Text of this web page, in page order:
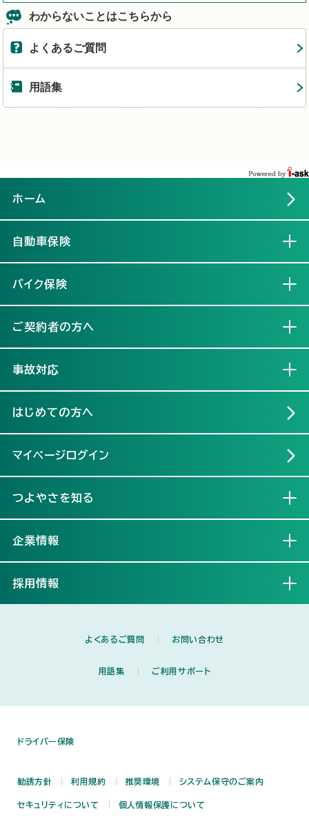
わからないことはこちらから
よくあるご質問
用語集
ホーム
自動車保険
バイク保険
ご契約者の方へ
事故対応
はじめての方へ
マイページログイン
つよやさを知る
企業情報
採用情報
よくあるご質問 お問い合わせ
用語集 ご利用サポート
ドライバー保険
勧誘方針 利用規約 推奨環境 システム保守のご案内
セキュリティについて 個人情報保護について